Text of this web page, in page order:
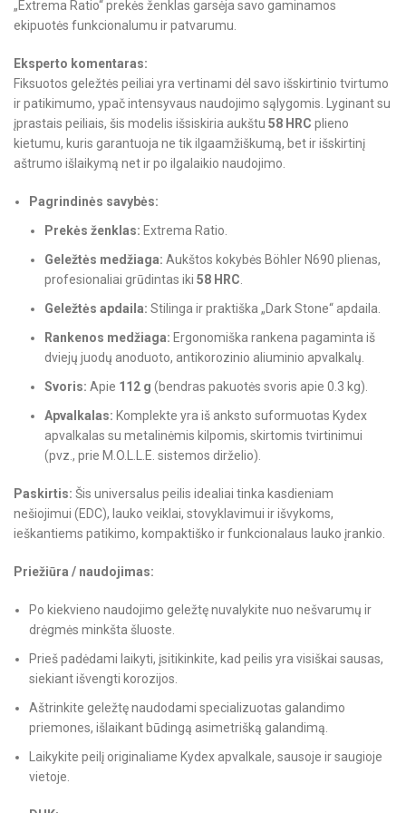
„Extrema Ratio“ prekės ženklas garsėja savo gaminamos
ekipuotės funkcionalumu ir patvarumu.
Eksperto komentaras:
Fiksuotos geležtės peiliai yra vertinami dėl savo išskirtinio tvirtumo
ir patikimumo, ypač intensyvaus naudojimo sąlygomis. Lyginant su
įprastais peiliais, šis modelis išsiskiria aukštu 58 HRC plieno
kietumu, kuris garantuoja ne tik ilgaamžiškumą, bet ir išskirtinį
aštrumo išlaikymą net ir po ilgalaikio naudojimo.
Pagrindinės savybės:
Prekės ženklas: Extrema Ratio.
Geležtės medžiaga: Aukštos kokybės Böhler N690 plienas,
profesionaliai grūdintas iki 58 HRC.
Geležtės apdaila: Stilinga ir praktiška „Dark Stone“ apdaila.
Rankenos medžiaga: Ergonomiška rankena pagaminta iš
dviejų juodų anoduoto, antikorozinio aliuminio apvalkalų.
Svoris: Apie 112 g (bendras pakuotės svoris apie 0.3 kg).
Apvalkalas: Komplekte yra iš anksto suformuotas Kydex
apvalkalas su metalinėmis kilpomis, skirtomis tvirtinimui
(pvz., prie M.O.L.L.E. sistemos dirželio).
Paskirtis: Šis universalus peilis idealiai tinka kasdieniam
nešiojimui (EDC), lauko veiklai, stovyklavimui ir išvykoms,
ieškantiems patikimo, kompaktiško ir funkcionalaus lauko įrankio.
Priežiūra / naudojimas:
Po kiekvieno naudojimo geležtę nuvalykite nuo nešvarumų ir
drėgmės minkšta šluoste.
Prieš padėdami laikyti, įsitikinkite, kad peilis yra visiškai sausas,
siekiant išvengti korozijos.
Aštrinkite geležtę naudodami specializuotas galandimo
priemones, išlaikant būdingą asimetrišką galandimą.
Laikykite peilį originaliame Kydex apvalkale, sausoje ir saugioje
vietoje.